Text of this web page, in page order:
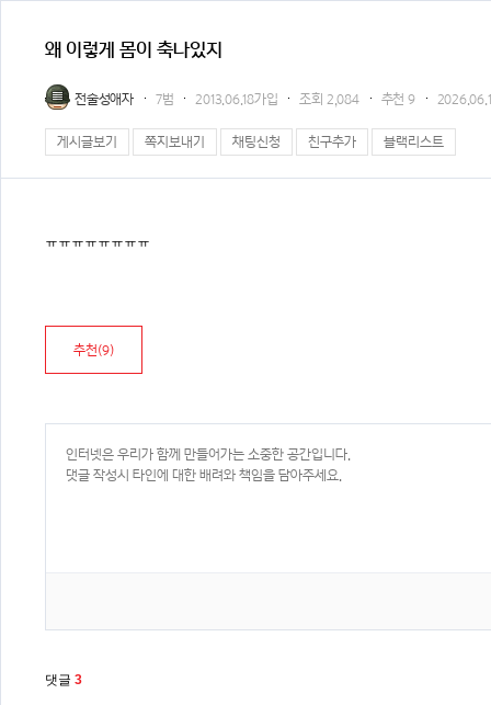
왜 이렇게 몸이 축나있지
전술성애자 7범 2013.06.18가입 조회 2,084 추천 9
게시글보기 쪽지보내기 채팅신청 친구추가 블랙리스트
ㅠㅠㅠㅠㅠㅠㅠㅠ
추천(9)
댓글 3